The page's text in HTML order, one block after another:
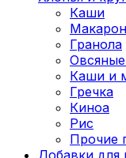
Каши
Гранола
Каши и
Гречка
Киноа
Рис
Прочие
Добавки для